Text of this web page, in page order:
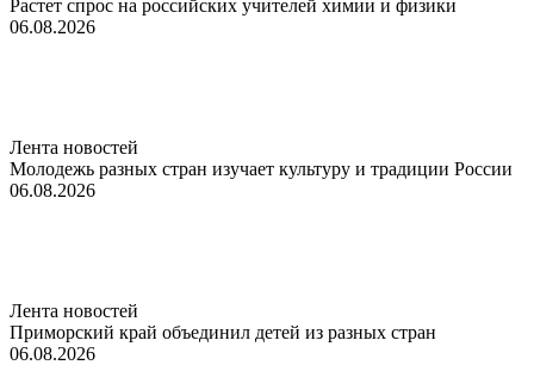
Растет спрос на российских учителей химии и физики
06.08.2026
Лента новостей
Молодежь разных стран изучает культуру и традиции России
06.08.2026
Лента новостей
Приморский край объединил детей из разных стран
06.08.2026